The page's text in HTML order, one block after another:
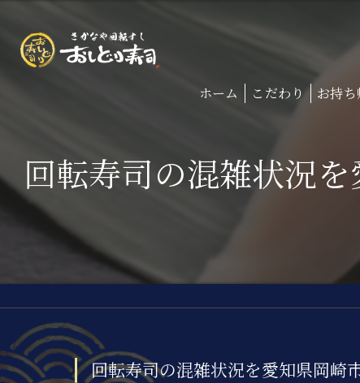
ホーム こだわり お持
回転寿司の混雑状況
回転寿司の混雑状況を愛知県岡崎